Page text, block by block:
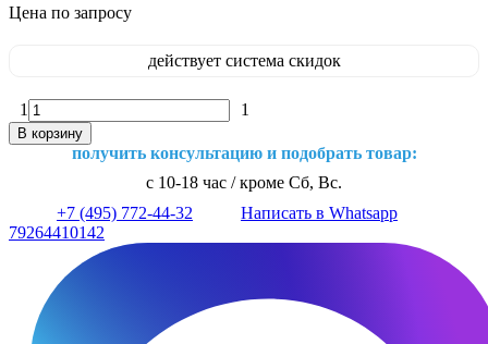
Цена по запросу
действует система скидок
1 1
В корзину
получить консультацию и подобрать товар:
с 10-18 час / кроме Сб, Вс.
+7 (495) 772-44-32
Написать в Whatsapp
79264410142